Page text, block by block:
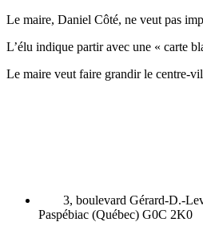
Le maire, Daniel Côté, ne veut pas
L’élu indique partir avec une « carte
Le maire veut faire grandir le centre-
3, boulevard Gérard-D.-
Paspébiac (Québec) G0C 2K0